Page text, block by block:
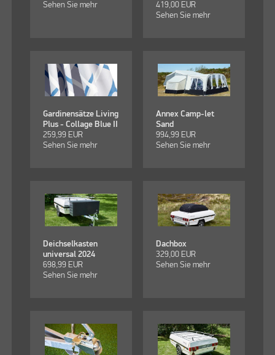
Sehen Sie mehr
419,00 EUR
Sehen Sie mehr
Gardinensätze Living
Plus - Collage Blue II
259,99 EUR
Sehen Sie mehr
Annex Camp-let
Sand
994,99 EUR
Sehen Sie mehr
Deichselkasten
universal 2024
698,99 EUR
Sehen Sie mehr
Dachbox
329,00 EUR
Sehen Sie mehr